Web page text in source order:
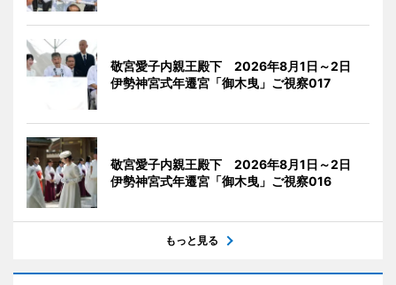
敬宮愛子内親王殿下 2026年8月1日～2日
伊勢神宮式年遷宮「御木曳」ご視察017
敬宮愛子内親王殿下 2026年8月1日～2日
伊勢神宮式年遷宮「御木曳」ご視察016
もっと見る